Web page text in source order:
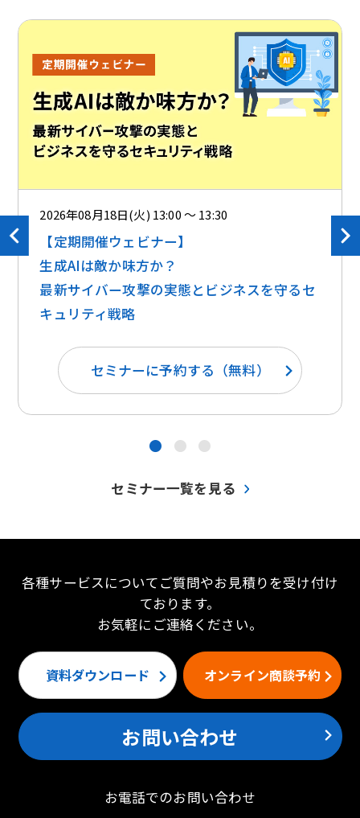
2026年08月18日(火) 13:00 ～ 13:30
【定期開催ウェビナー】
生成AIは敵か味方か？ ​​
最新サイバー攻撃の実態とビジネスを守るセ
キュリティ戦略
セミナーに予約する（無料）
● ● ●
セミナー一覧を見る
各種サービスについてご質問やお見積りを受け付け
ております。
お気軽にご連絡ください。
資料ダウンロード オンライン商談予約
お問い合わせ
お電話でのお問い合わせ